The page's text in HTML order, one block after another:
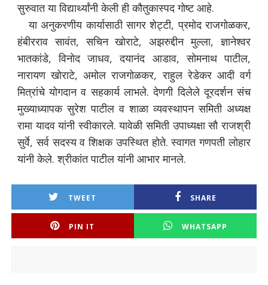
सुरुवात या विद्यार्थ्यांनी केली ही कौतुकास्पद गोष्ट आहे.
या अनुकरणीय कार्यासाठी सागर शेट्टी, प्रमोद राजगोळकर,
हंबीरराव सावंत, सचिन खोराटे, अझरुद्दीन मुल्ला, ज्ञानेश्वर
भातकांडे, विनोद जाधव, दयानंद आडाव, सोमनाथ पाटील,
नारायण खोराटे, अमोल राजगोळकर, राहुल रेडेकर आदी वर्ग
मित्रांचे योगदान व सहकार्य लाभले. देणगी दिलेले दूरदर्शन संच
मुख्याध्यापक सुरेश पाटील व शाळा व्यवस्थापन समिती अध्यक्ष
रामा यादव यांनी स्वीकारले. यावेळी समिती उपाध्यक्षा सौ राजश्री
सुर्वे, सर्व सदस्य व शिक्षक उपस्थित होते. स्वागत गणपती लोहार
यांनी केले. श्रीकांत पाटील यांनी आभार मानले.
TWEET SHARE
PIN IT WHATSAPP